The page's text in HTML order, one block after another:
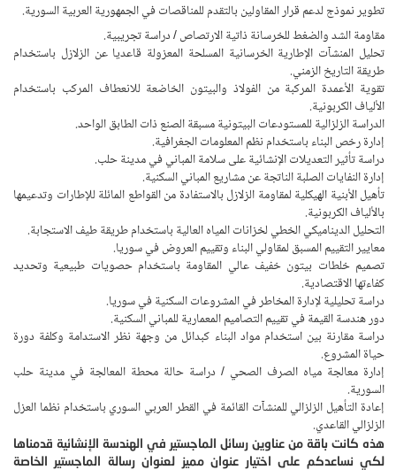
تطوير نموذج لدعم قرار المقاولين بالتقدم للمناقصات في الجمهورية العربية السورية.
مقاومة الشد والضغط للخرسانة ذاتية الارتصاص / دراسة تجريبية.
تحليل المنشآت الإطارية الخرسانية المسلحة المعزولة قاعديا عن الزلازل باستخدام
طريقة التاريخ الزمني.
تقوية الأعمدة المركبة من الفولاذ والبيتون الخاضعة للانعطاف المركب باستخدام
الألياف الكربونية.
الدراسة الزلزالية للمستودعات البيتونية مسبقة الصنع ذات الطابق الواحد.
إدارة رخص البناء باستخدام نظم المعلومات الجغرافية.
دراسة تأثير التعديلات الإنشائية على سلامة المباني في مدينة حلب.
إدارة النفايات الصلبة الناتجة عن مشاريع المباني السكنية.
تأهيل الأبنية الهيكلية لمقاومة الزلازل بالاستفادة من القواطع المائلة للإطارات وتدعيمها
بالألياف الكربونية.
التحليل الديناميكي الخطي لخزانات المياه العالية باستخدام طريقة طيف الاستجابة.
معايير التقييم المسبق لمقاولي البناء وتقييم العروض في سوريا.
تصميم خلطات بيتون خفيف عالي المقاومة باستخدام حصويات طبيعية وتحديد
كفاءتها الاقتصادية.
دراسة تحليلية لإدارة المخاطر في المشروعات السكنية في سوريا.
دور هندسة القيمة في تقييم التصاميم المعمارية للمباني السكنية.
دراسة مقارنة بين استخدام مواد البناء كبدائل من وجهة نظر الاستدامة وكلفة دورة
حياة المشروع.
إدارة معالجة مياه الصرف الصحي / دراسة حالة محطة المعالجة في مدينة حلب
السورية.
إعادة التأهيل الزلزالي للمنشآت القائمة في القطر العربي السوري باستخدام نظما العزل
الزلزالي القاعدي.
هذه كانت باقة من عناوين رسائل الماجستير في الهندسة الإنشائية قدمناها
لكي نساعدكم على اختيار عنوان مميز لعنوان رسالة الماجستير الخاصة